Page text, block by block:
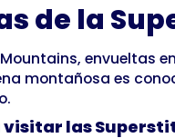
de la
envueltas
montañosa es
visitar las